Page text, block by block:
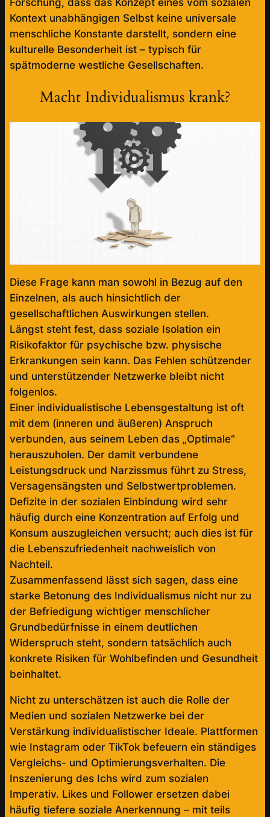
Kontext unabhängigen Selbst keine universale
menschliche Konstante darstellt, sondern eine
kulturelle Besonderheit ist – typisch für
spätmoderne westliche Gesellschaften.
Macht Individualismus krank?
Diese Frage kann man sowohl in Bezug auf den
Einzelnen, als auch hinsichtlich der
gesellschaftlichen Auswirkungen stellen.
Längst steht fest, dass soziale Isolation ein
Risikofaktor für psychische bzw. physische
Erkrankungen sein kann. Das Fehlen schützender
und unterstützender Netzwerke bleibt nicht
folgenlos.
Einer individualistische Lebensgestaltung ist oft
mit dem (inneren und äußeren) Anspruch
verbunden, aus seinem Leben das „Optimale“
herauszuholen. Der damit verbundene
Leistungsdruck und Narzissmus führt zu Stress,
Versagensängsten und Selbstwertproblemen.
Defizite in der sozialen Einbindung wird sehr
häufig durch eine Konzentration auf Erfolg und
Konsum auszugleichen versucht; auch dies ist für
die Lebenszufriedenheit nachweislich von
Nachteil.
Zusammenfassend lässt sich sagen, dass eine
starke Betonung des Individualismus nicht nur zu
der Befriedigung wichtiger menschlicher
Grundbedürfnisse in einem deutlichen
Widerspruch steht, sondern tatsächlich auch
konkrete Risiken für Wohlbefinden und Gesundheit
beinhaltet.
Nicht zu unterschätzen ist auch die Rolle der
Medien und sozialen Netzwerke bei der
Verstärkung individualistischer Ideale. Plattformen
wie Instagram oder TikTok befeuern ein ständiges
Vergleichs- und Optimierungsverhalten. Die
Inszenierung des Ichs wird zum sozialen
Imperativ. Likes und Follower ersetzen dabei
häufig tiefere soziale Anerkennung – mit teils